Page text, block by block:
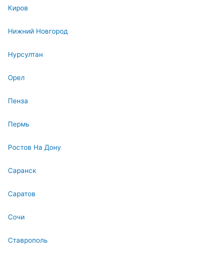
Киров
Нижний Новгород
Нурсултан
Орел
Пенза
Пермь
Ростов На Дону
Саранск
Саратов
Сочи
Ставрополь